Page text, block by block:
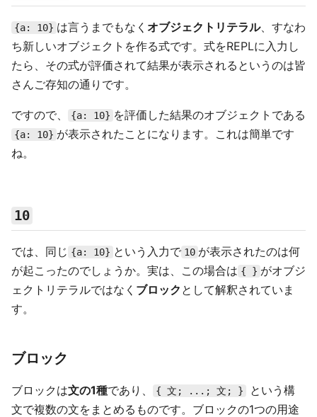
{a: 10} は言うまでもなく オブジェクトリテラル、すなわ
ち新しいオブジェクトを作る式です。式をREPLに入力し
たら、その式が評価されて結果が表示されるというのは皆
さんご存知の通りです。
ですので、 {a: 10} を評価した結果のオブジェクトである
{a: 10} が表示されたことになります。これは簡単です
ね。
10
では、同じ {a: 10} という入力で 10 が表示されたのは何
が起こったのでしょうか。実は、この場合は { } がオブジ
ェクトリテラルではなく ブロック として解釈されていま
す。
ブロック
ブロックは文の1種であり、 { 文; ...; 文; }
という構
文で複数の文をまとめるものです。ブロックの1つの用途